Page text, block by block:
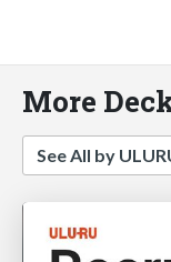
More
See All by